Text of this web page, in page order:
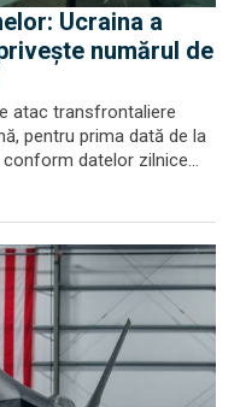
Ucraina a
numărul de
atac transfrontaliere
pentru prima dată de la
datelor zilnice...